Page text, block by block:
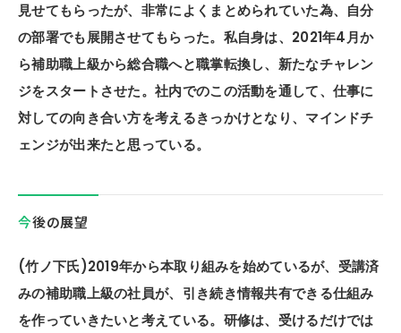
見せてもらったが、非常によくまとめられていた為、自分
の部署でも展開させてもらった。私自身は、2021年4月か
ら補助職上級から総合職へと職掌転換し、新たなチャレン
ジをスタートさせた。社内でのこの活動を通して、仕事に
対しての向き合い方を考えるきっかけとなり、マインドチ
ェンジが出来たと思っている。
今後の展望
(竹ノ下氏)2019年から本取り組みを始めているが、受講済
みの補助職上級の社員が、引き続き情報共有できる仕組み
を作っていきたいと考えている。研修は、受けるだけでは